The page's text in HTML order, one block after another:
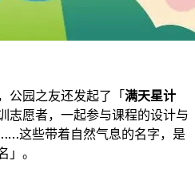
公园之友还发起了「满天星计
志愿者，一起参与课程的设计与
这些带着自然气息的名字，是
。